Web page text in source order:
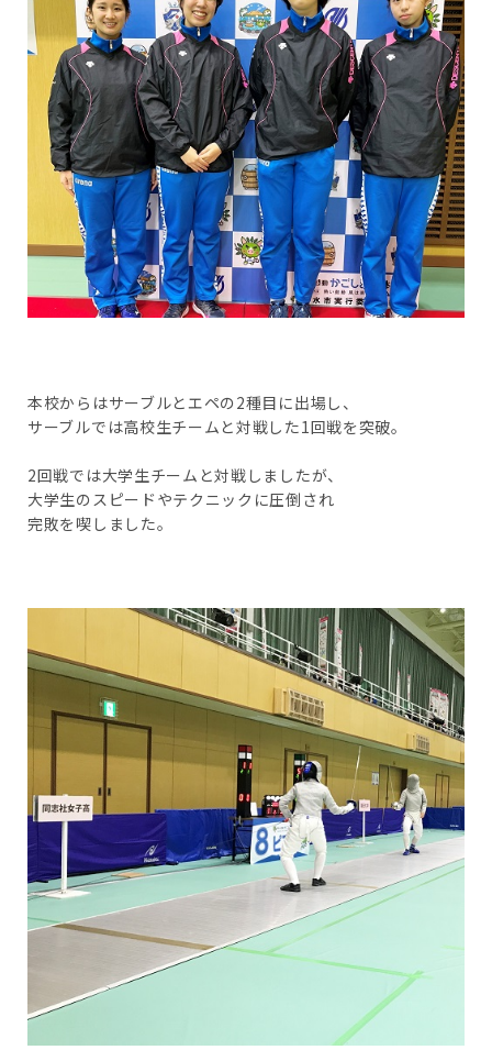
本校からはサーブルとエペの2種目に出場し、
サーブルでは高校生チームと対戦した1回戦を突破。
2回戦では大学生チームと対戦しましたが、
大学生のスピードやテクニックに圧倒され
完敗を喫しました。